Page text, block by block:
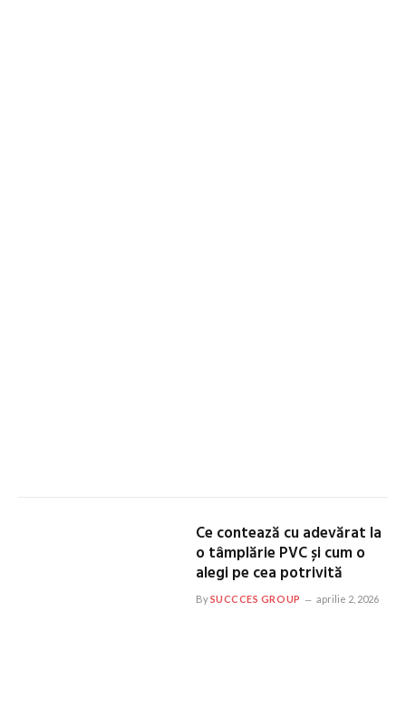
Ce contează cu adevărat la
o tâmplărie PVC și cum o
alegi pe cea potrivită
BySUCCCES GROUP aprilie 2, 2026